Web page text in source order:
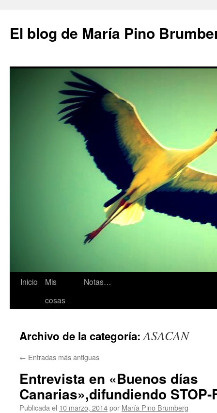
contenido
El blog de María Pino
Inicio
Mis
cosas
Notas…
Archivo de la categoría:ASACAN
← Entradas más antiguas
Entrevista en «Buenos días
Canarias»,difundiendo STOP-
Publicada el 10 marzo, 2014por María Pino Brumberg